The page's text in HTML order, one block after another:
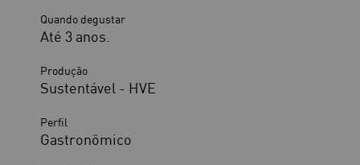
Quando degustar
Até 3 anos.
Produção
Sustentável - HVE
Perfil
Gastronômico